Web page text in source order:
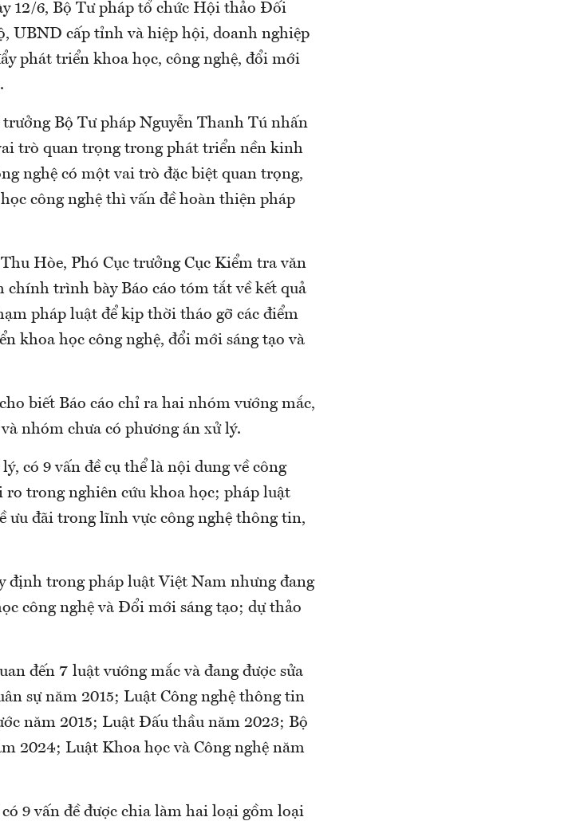
12/6, Bộ Tư pháp tổ chức Hội thảo Đối
UBND cấp tỉnh và hiệp hội, doanh nghiệp
phát triển khoa học, công nghệ, đổi mới
Bộ Tư pháp Nguyễn Thanh Tú nhấn
trò quan trọng trong phát triển nền kinh
nghệ có một vai trò đặc biệt quan trọng,
công nghệ thì vấn đề hoàn thiện pháp
Hòe, Phó Cục trưởng Cục Kiểm tra văn
chính trình bày Báo cáo tóm tắt về kết quả
pháp luật để kịp thời tháo gỡ các điểm
khoa học công nghệ, đổi mới sáng tạo và
biết Báo cáo chỉ ra hai nhóm vướng mắc,
nhóm chưa có phương án xử lý.
có 9 vấn đề cụ thể là nội dung về công
ro trong nghiên cứu khoa học; pháp luật
ưu đãi trong lĩnh vực công nghệ thông tin,
định trong pháp luật Việt Nam nhưng đang
công nghệ và Đổi mới sáng tạo; dự thảo
đến 7 luật vướng mắc và đang được sửa
sự năm 2015; Luật Công nghệ thông tin
năm 2015; Luật Đấu thầu năm 2023; Bộ
2024; Luật Khoa học và Công nghệ năm
9 vấn đề được chia làm hai loại gồm loại